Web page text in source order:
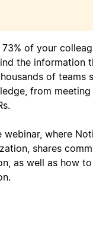
of your
the information
of
from
where
shares
as well as how